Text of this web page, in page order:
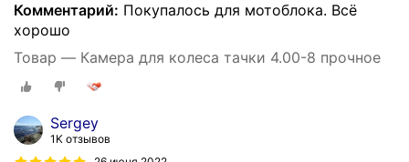
Комментарий: Покупалось для мотоблока. Всё
хорошо
Товар — Камера для колеса тачки 4.00-8 прочное
Sergey
1K отзывов